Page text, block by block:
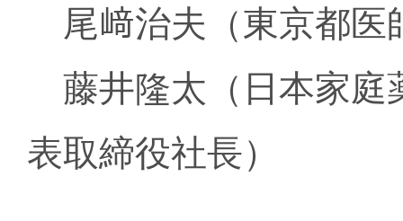
尾﨑治夫（東京都医
藤井隆太（日本家
表取締役社長）